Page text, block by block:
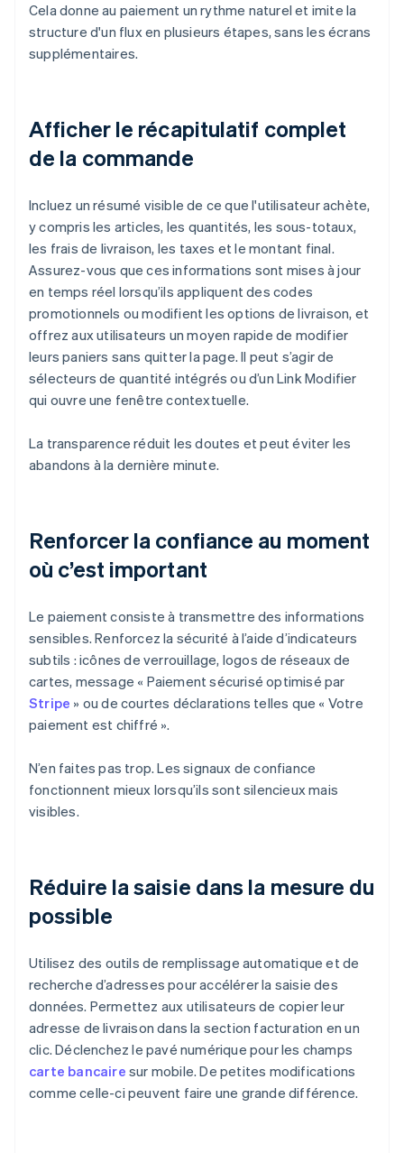
Cela donne au paiement un rythme naturel et imite la
structure d'un flux en plusieurs étapes, sans les écrans
supplémentaires.
Afficher le récapitulatif complet
de la commande
Incluez un résumé visible de ce que l'utilisateur achète,
y compris les articles, les quantités, les sous-totaux,
les frais de livraison, les taxes et le montant final.
Assurez-vous que ces informations sont mises à jour
en temps réel lorsqu’ils appliquent des codes
promotionnels ou modifient les options de livraison, et
offrez aux utilisateurs un moyen rapide de modifier
leurs paniers sans quitter la page. Il peut s’agir de
sélecteurs de quantité intégrés ou d’un Link Modifier
qui ouvre une fenêtre contextuelle.
La transparence réduit les doutes et peut éviter les
abandons à la dernière minute.
Renforcer la confiance au moment
où c’est important
Le paiement consiste à transmettre des informations
sensibles. Renforcez la sécurité à l’aide d’indicateurs
subtils : icônes de verrouillage, logos de réseaux de
cartes, message « Paiement sécurisé optimisé par
Stripe » ou de courtes déclarations telles que « Votre
paiement est chiffré ».
N’en faites pas trop. Les signaux de confiance
fonctionnent mieux lorsqu’ils sont silencieux mais
visibles.
Réduire la saisie dans la mesure du
possible
Utilisez des outils de remplissage automatique et de
recherche d’adresses pour accélérer la saisie des
données. Permettez aux utilisateurs de copier leur
adresse de livraison dans la section facturation en un
clic. Déclenchez le pavé numérique pour les champs
carte bancaire sur mobile. De petites modifications
comme celle-ci peuvent faire une grande différence.